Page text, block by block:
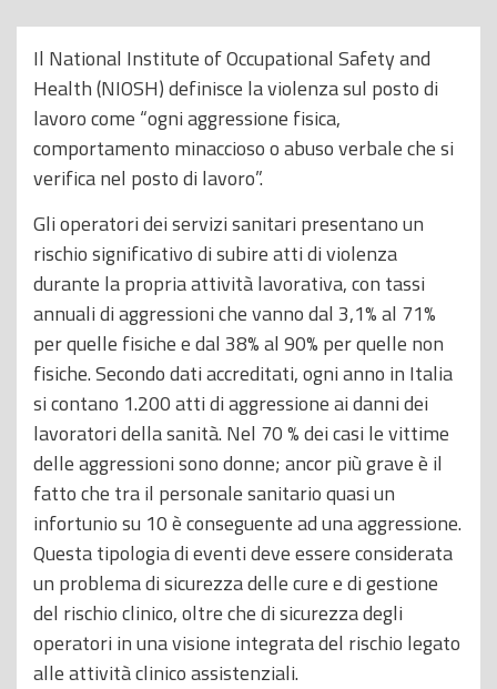
Il National Institute of Occupational Safety and
Health (NIOSH) definisce la violenza sul posto di
lavoro come “ogni aggressione fisica,
comportamento minaccioso o abuso verbale che si
verifica nel posto di lavoro”.
Gli operatori dei servizi sanitari presentano un
rischio significativo di subire atti di violenza
durante la propria attività lavorativa, con tassi
annuali di aggressioni che vanno dal 3,1% al 71%
per quelle fisiche e dal 38% al 90% per quelle non
fisiche. Secondo dati accreditati, ogni anno in Italia
si contano 1.200 atti di aggressione ai danni dei
lavoratori della sanità. Nel 70 % dei casi le vittime
delle aggressioni sono donne; ancor più grave è il
fatto che tra il personale sanitario quasi un
infortunio su 10 è conseguente ad una aggressione.
Questa tipologia di eventi deve essere considerata
un problema di sicurezza delle cure e di gestione
del rischio clinico, oltre che di sicurezza degli
operatori in una visione integrata del rischio legato
alle attività clinico assistenziali.